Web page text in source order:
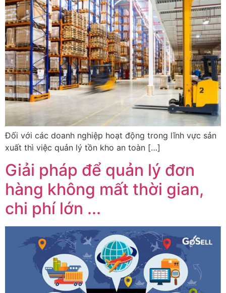
Đối với các doanh nghiệp hoạt động trong lĩnh vực sản
xuất thì việc quản lý tồn kho an toàn […]
Giải pháp để quản lý đơn
hàng không mất thời gian,
chi phí lớn ...